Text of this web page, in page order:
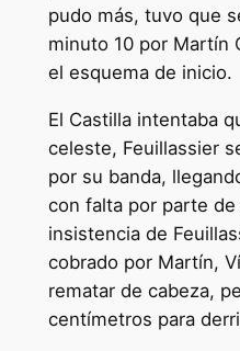
pudo más, tuvo que
minuto 10 por Martín
el esquema de inicio.
El Castilla intentaba
celeste, Feuillassier
por su banda,
con falta por parte
insistencia de
cobrado por Martín,
rematar de cabeza,
centímetros para